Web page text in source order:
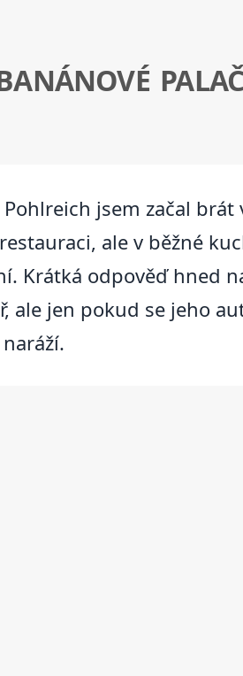
Pohlreich jsem začal
ale v běžné
Krátká odpověď hned
ale jen pokud se jeho